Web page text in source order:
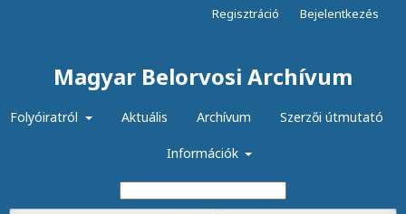
Magyar Belorvosi Archívum
Folyóiratról Aktuális Archívum Szerzői útmutató
Információk
Regisztráció Bejelentkezés